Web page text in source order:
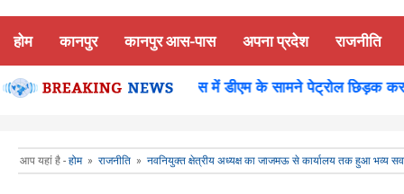
होम कानपुर कानपुर आस-पास अपना प्रदेश राजनीति
पूजन कानपुर-समाधान दिवस में डीएम के सामने पेट्रोल छिड़क कर
आप यहां है - होम» राजनीति » नवनियुक्त क्षेत्रीय अध्यक्ष का जाजमऊ से कार्यालय तक हुआ भव्य